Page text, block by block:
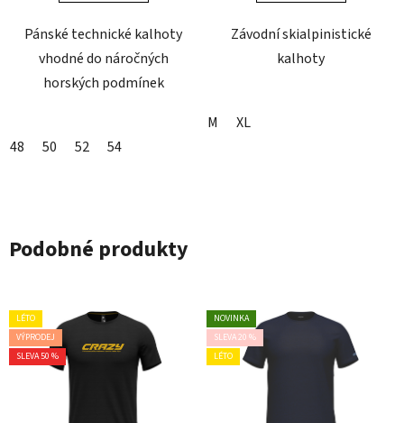
Pánské technické kalhoty
vhodné do náročných
horských podmínek
48 50 52 54
Závodní skialpinistické
kalhoty
M XL
Podobné produkty
LÉTO
VÝPRODEJ
SLEVA 50 %
NOVINKA
SLEVA 20 %
LÉTO